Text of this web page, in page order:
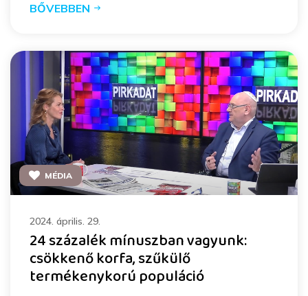
BŐVEBBEN
MÉDIA
2024. április. 29.
24 százalék mínuszban vagyunk:
csökkenő korfa, szűkülő
termékenykorú populáció